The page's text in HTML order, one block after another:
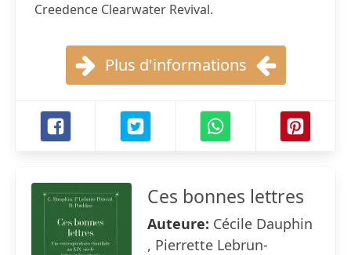
Creedence Clearwater Revival.
Plus d'informations
Ces bonnes lettres
Auteure: Cécile Dauphin
, Pierrette Lebrun-